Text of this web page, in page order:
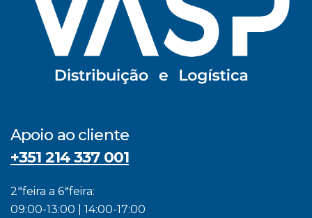
Apoio ao cliente
+351 214 337 001
2ªfeira a 6ªfeira:
09:00-13:00 | 14:00-17:00